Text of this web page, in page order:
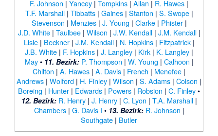
F. Johnson | Yancey | Tompkins | Allan | R. Hawes |
T.F. Marshall| Tibbatts| Gaines| Stanton | S. Swope|
Stevenson | Menzies| J. Young | Clarke| Phister|
J.D. White| Taulbee| Wilson | J.W. Kendall| J.M. Kendall|
Lisle| Beckner| J.M. Kendall| N. Hopkins| Fitzpatrick|
J.B. White | F. Hopkins | J. Langley | Kirk | K. Langley |
May• 11. Bezirk: P. Thompson | W. Young | Calhoon |
Chilton | A. Hawes | A. Davis | French | Menefee |
Andrews | Wolford | H. Finley | Wilson | S. Adams | Colson |
Boreing | Hunter | Edwards | Powers | Robsion | C. Finley•
12. Bezirk: R. Henry| J. Henry| C. Lyon | T.A. Marshall|
Chambers| G. Davis I • 13. Bezirk: R. Johnson |
Southgate | Butler